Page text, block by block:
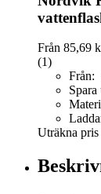
Från 85,69
(1)
Från:
Uträkna pris